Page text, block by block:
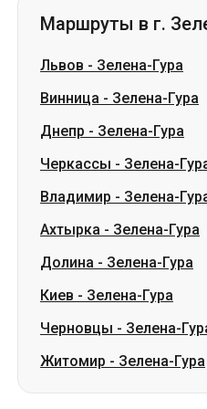
Маршруты в г.
Львов - Зелена-Гура
Винница - Зелена-Гура
Днепр - Зелена-Гура
Черкассы - Зелена-
Владимир - Зелена-
Ахтырка - Зелена-Гура
Долина - Зелена-Гура
Киев - Зелена-Гура
Черновцы - Зелена-
Житомир - Зелена-Гура